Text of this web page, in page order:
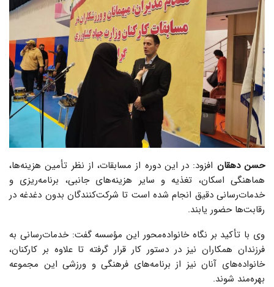
حسن دهقان افزود: در این دوره از مسابقات، از نظر تأمین هزینه‌ها،
هماهنگی اسکان، تغذیه و سایر هزینه‌های جانبی، برنامه‌ریزی و
خدمات‌رسانی دقیق انجام شده است تا شرکت‌کنندگان بدون دغدغه در
رقابت‌ها حضور یابند.
وی با تأکید بر نگاه خانواده‌محور این مؤسسه گفت: خدمات‌رسانی به
فرزندان همکاران نیز در دستور کار قرار گرفته تا علاوه بر کارکنان،
خانواده‌های آنان نیز از برنامه‌های فرهنگی و ورزشی این مجموعه
بهره‌مند شوند.